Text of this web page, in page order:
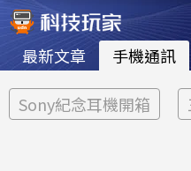
最新文章 手機通訊
Sony紀念耳機開箱